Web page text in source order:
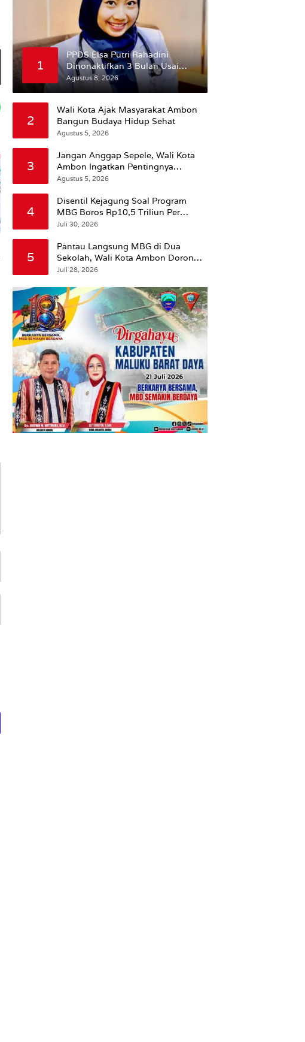
1
PPDS Elsa Putri Rahadini
Dinonaktifkan 3 Bulan Usai
Komentar yang Dinilai
Nirempati ke Pasien BPJS
Agustus 8, 2026
2
Wali Kota Ajak Masyarakat Ambon
Bangun Budaya Hidup Sehat
Agustus 5, 2026
3
Jangan Anggap Sepele, Wali Kota
Ambon Ingatkan Pentingnya
Perencanaan Kesehatan
Agustus 5, 2026
4
Disentil Kejagung Soal Program
MBG Boros Rp10,5 Triliun Per
Tahun, Kepala BGN Sudaryono Beri
Juli 30, 2026
5
Pantau Langsung MBG di Dua
Sekolah, Wali Kota Ambon Dorong
Pemerataan Hingga Wilayah
Juli 28, 2026